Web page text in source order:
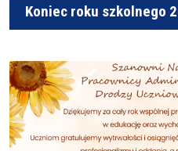
Koniec roku szkolnego